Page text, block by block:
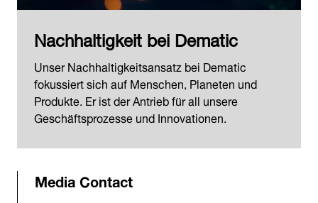
Nachhaltigkeit bei Dematic
Unser Nachhaltigkeitsansatz bei Dematic
fokussiert sich auf Menschen, Planeten und
Produkte. Er ist der Antrieb für all unsere
Geschäftsprozesse und Innovationen.
Media Contact